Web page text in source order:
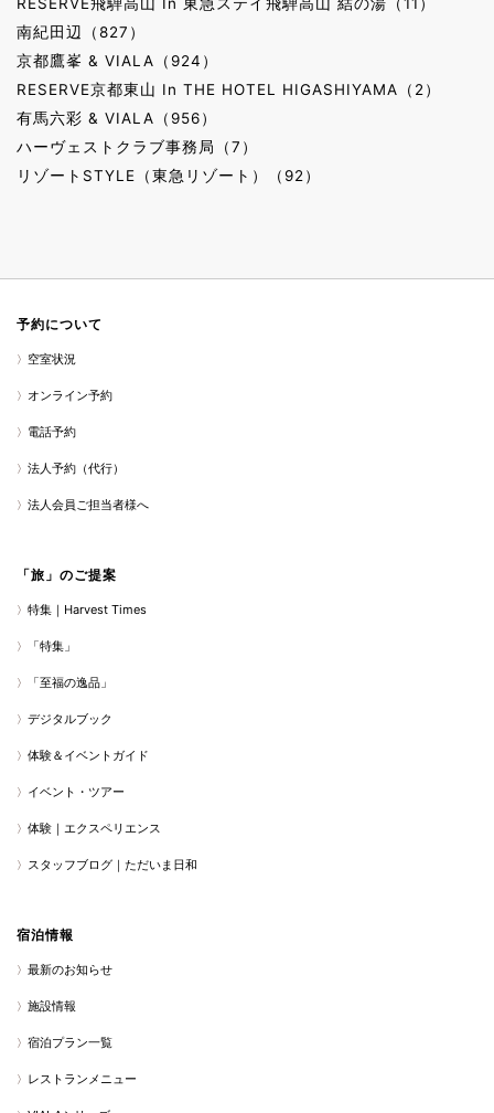
RESERVE飛騨高山 In 東急ステイ飛騨高山 結の湯（11）
南紀田辺（827）
京都鷹峯 & VIALA（924）
RESERVE京都東山 In THE HOTEL HIGASHIYAMA（2）
有馬六彩 & VIALA（956）
ハーヴェストクラブ事務局（7）
リゾートSTYLE（東急リゾート）（92）
予約について
空室状況
オンライン予約
電話予約
法人予約（代行）
法人会員ご担当者様へ
「旅」のご提案
特集｜Harvest Times
「特集」
「至福の逸品」
デジタルブック
体験＆イベントガイド
イベント・ツアー
体験｜エクスペリエンス
スタッフブログ｜ただいま日和
宿泊情報
最新のお知らせ
施設情報
宿泊プラン一覧
レストランメニュー